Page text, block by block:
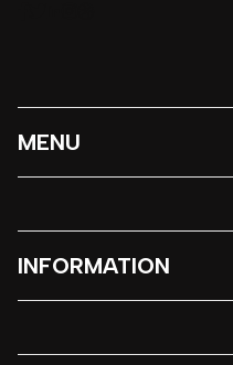
MENU
INFORMATION